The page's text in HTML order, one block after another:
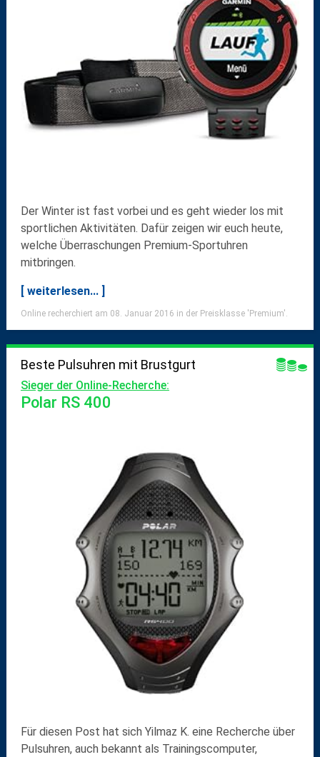
Der Winter ist fast vorbei und es geht wieder los mit
sportlichen Aktivitäten. Dafür zeigen wir euch heute,
welche Überraschungen Premium-Sportuhren
mitbringen.
[ weiterlesen... ]
Online recherchiert am 08. Januar 2016 in der Preisklasse 'Premium'.
Beste Pulsuhren mit Brustgurt
Sieger der Online-Recherche:
Polar RS 400
Für diesen Post hat sich Yilmaz K. eine Recherche über
Pulsuhren, auch bekannt als Trainingscomputer,